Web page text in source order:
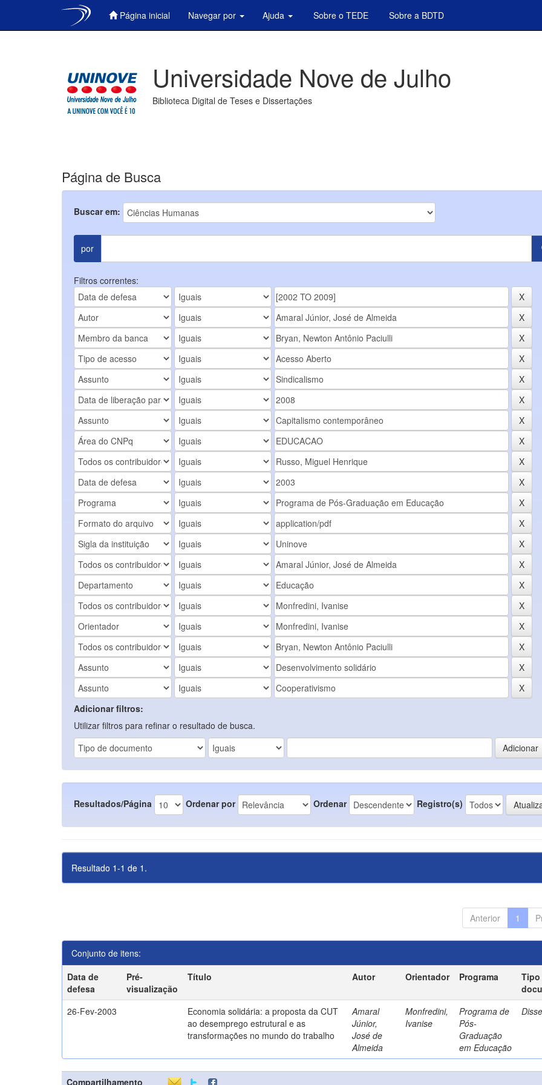
Página inicial Navegar por Ajuda Sobre o TEDE Sobre a BDTD
Universidade Nove de Julho
Biblioteca Digital de Teses e Dissertações
Página de Busca
Buscar em:
por
Filtros correntes:
Adicionar filtros:
Utilizar filtros para refinar o resultado de busca.
Resultados/Página Ordenar por Ordenar Registro(s)
Resultado 1-1 de 1.
Anterior 1
Conjunto de itens:
Data de
defesa
Pré-
visualização
Título Autor Orientador Programa
Tipo
26-Fev-2003
Economia solidária: a proposta da CUT
ao desemprego estrutural e as
transformações no mundo do trabalho
Amaral
Júnior,
José de
Almeida
Monfredini,
Ivanise
Programa de
Pós-
Graduação
em Educação
Compartilhamento